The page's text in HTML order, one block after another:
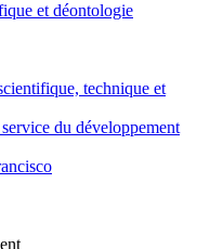
et déontologie
technique et
du développement